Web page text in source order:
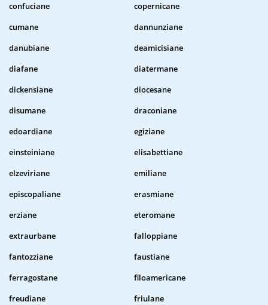
confuciane
copernicane
cumane
dannunziane
danubiane
deamicisiane
diafane
diatermane
dickensiane
diocesane
disumane
draconiane
edoardiane
egiziane
einsteiniane
elisabettiane
elzeviriane
emiliane
episcopaliane
erasmiane
erziane
eteromane
extraurbane
falloppiane
fantozziane
faustiane
ferragostane
filoamericane
freudiane
friulane